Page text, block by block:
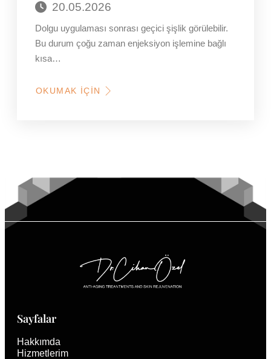
20.05.2026
Dolgu uygulaması sonrası geçici şişlik görülebilir.
Bu durum çoğu zaman enjeksiyon işlemine bağlı
kısa…
OKUMAK İÇIN
HAKKINDA
KORUNUR?
Sayfalar
Hakkımda
Hizmetlerim